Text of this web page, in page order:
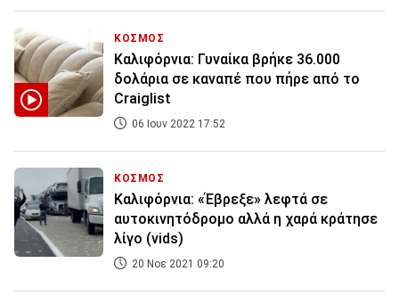
ΚΟΣΜΟΣ
Καλιφόρνια: Γυναίκα βρήκε 36.000
δολάρια σε καναπέ που πήρε από το
Craiglist
06 Ιουν 2022 17:52
ΚΟΣΜΟΣ
Καλιφόρνια: «Έβρεξε» λεφτά σε
αυτοκινητόδρομο αλλά η χαρά κράτησε
λίγο (vids)
20 Νοε 2021 09:20